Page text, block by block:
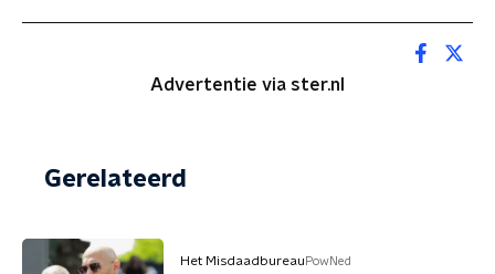
Advertentie via ster.nl
Gerelateerd
Het Misdaadbureau PowNed